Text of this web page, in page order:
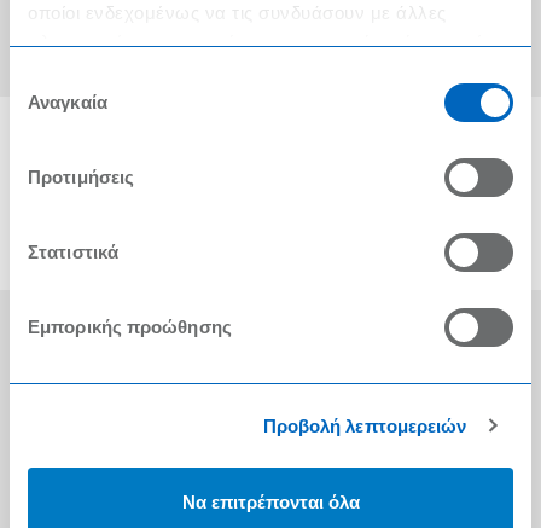
οποίοι ενδεχομένως να τις συνδυάσουν με άλλες
πληροφορίες που τους έχετε παραχωρήσει ή τις οποίες
των υπηρεσιών τους.
συγκατάθεσης
Αναγκαία
Προτιμήσεις
Στατιστικά
Εμπορικής προώθησης
Προβολή λεπτομερειών
Να επιτρέπονται όλα
METRO ΑΕΒΕ